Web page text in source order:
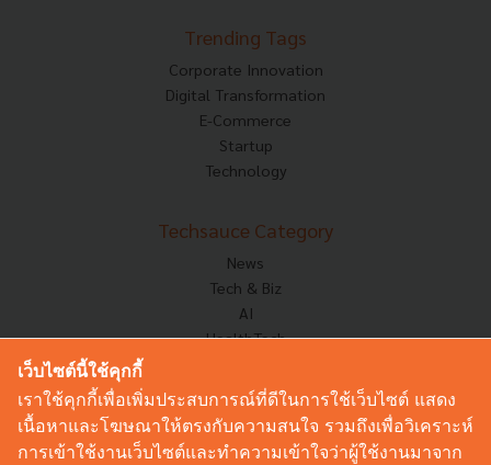
Trending Tags
Corporate Innovation
Digital Transformation
E-Commerce
Startup
Technology
Techsauce Category
News
Tech & Biz
AI
HealthTech
Corp Innov
Saucy Thoughts
เว็บไซต์นี้ใช้คุกกี้
เราใช้คุกกี้เพื่อเพิ่มประสบการณ์ที่ดีในการใช้เว็บไซต์ แสดง
เนื้อหาและโฆษณาให้ตรงกับความสนใจ รวมถึงเพื่อวิเคราะห์
การเข้าใช้งานเว็บไซต์และทำความเข้าใจว่าผู้ใช้งานมาจาก